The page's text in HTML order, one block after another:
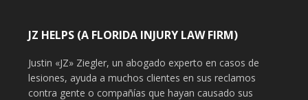
JZ HELPS (A FLORIDA INJURY LAW FIRM)
Justin «JZ» Ziegler, un abogado experto en casos de
lesiones, ayuda a muchos clientes en sus reclamos
contra gente o compañías que hayan causado sus